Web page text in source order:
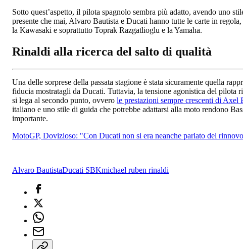
Sotto quest’aspetto, il pilota spagnolo sembra più adatto, avendo uno
presente che mai, Alvaro Bautista e Ducati hanno tutte le carte in regola,
la Kawasaki e soprattutto Toprak Razgatlioglu e la Yamaha.
Rinaldi alla ricerca del salto di qualità
Una delle sorprese della passata stagione è stata sicuramente quella
fiducia mostratagli da Ducati. Tuttavia, la tensione agonistica del pilota
si lega al secondo punto, ovvero le prestazioni sempre crescenti di Axel
italiano e uno stile di guida che potrebbe adattarsi alla moto rendono
importante.
MotoGP, Dovizioso: "Con Ducati non si era neanche parlato del
Alvaro BautistaDucati SBKmichael ruben rinaldi